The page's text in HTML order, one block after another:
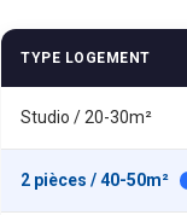
TYPE LOGEMENT
Studio / 20-30m²
2 pièces / 40-50m²